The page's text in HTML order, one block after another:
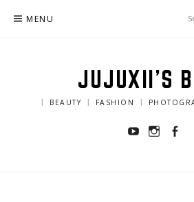
MENU
JUJUXII'S
｜ BEAUTY ｜ FASHION ｜
Youtube